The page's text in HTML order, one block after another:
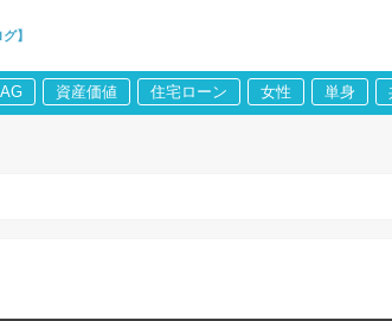
】
資産価値 住宅ローン 女性 単身